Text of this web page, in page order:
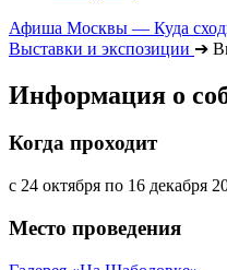
Афиша Москвы — Куда
Выставки и экспозиции ➔
Информация о
Когда проходит
с 24 октября по 16 декабря
Место проведения